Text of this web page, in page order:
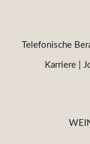
Telefonische
Karriere |